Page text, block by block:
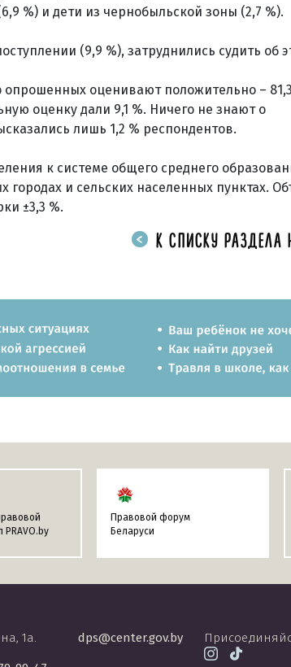
%) и дети из чернобыльской зоны (2,7 %).
(9,9 %), затруднились судить об
оценивают положительно –
оценку дали 9,1 %. Ничего не знают о
лишь 1,2 % респондентов.
к системе общего среднего
и сельских населенных пунктах.
±3,3 %.
К СПИСКУ РАЗДЕЛА
PRAVO.by
Правовой форум
Беларуси
1а. dps@center.gov.by